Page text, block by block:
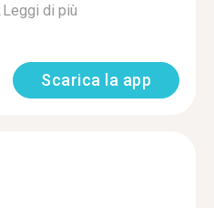
Leggi di più
Scarica la app